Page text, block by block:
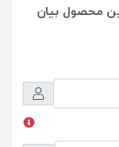
محصول بیان